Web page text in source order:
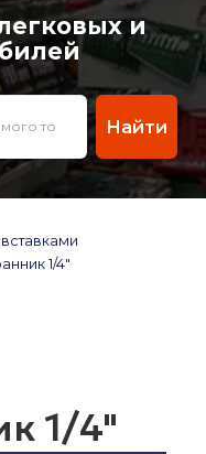
и
Найти
1/4"
1/4"